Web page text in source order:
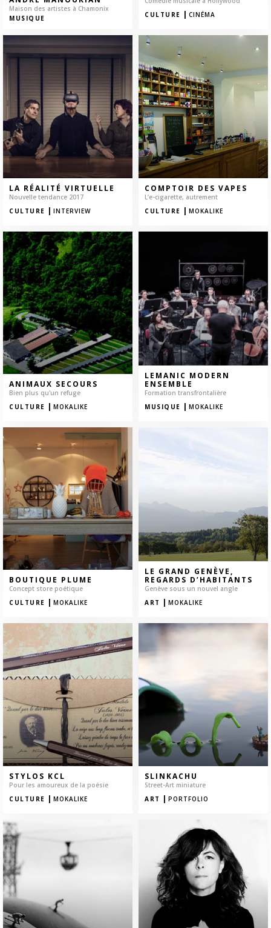
Maison des artistes à Chamonix
MUSIQUE
CULTURE | CINÉMA
LA RÉALITÉ VIRTUELLE
Nouvelle tendance 2017
CULTURE | INTERVIEW
COMPTOIR DES VAPES
L’e-cigarette, autrement
CULTURE | MOKALIKE
ANIMAUX SECOURS
Bien plus qu'un refuge
CULTURE | MOKALIKE
LEMANIC MODERN
ENSEMBLE
Formation transfrontalière
MUSIQUE | MOKALIKE
BOUTIQUE PLUME
Concept store poétique
CULTURE | MOKALIKE
LE GRAND GENÈVE,
REGARDS D’HABITANTS
Genève sous un nouvel angle
ART
| MOKALIKE
STYLOS KCL
Pour les amoureux de la poésie
CULTURE | MOKALIKE
SLINKACHU
Street-Art miniature
ART
| PORTFOLIO